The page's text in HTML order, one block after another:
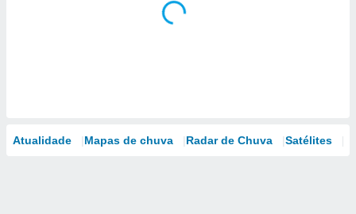
Atualidade Mapas de chuva Radar de Chuva Satélites